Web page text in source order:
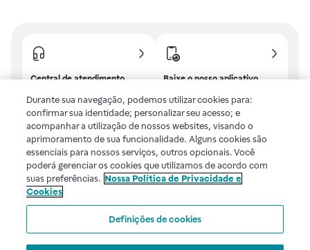
Central de atendimento
frequentes ou fale com a
gente.
Baixe o nosso aplicativo
benefícios exclusivos!
Uma empresa
Voltar ao topo
Durante sua navegação, podemos utilizar cookies para:
confirmar sua identidade; personalizar seu acesso; e
acompanhar a utilização de nossos websites, visando o
aprimoramento de sua funcionalidade. Alguns cookies são
essenciais para nossos serviços, outros opcionais. Você
poderá gerenciar os cookies que utilizamos de acordo com
suas preferências. Nossa Política de Privacidade e
Cookies
Definições de cookies